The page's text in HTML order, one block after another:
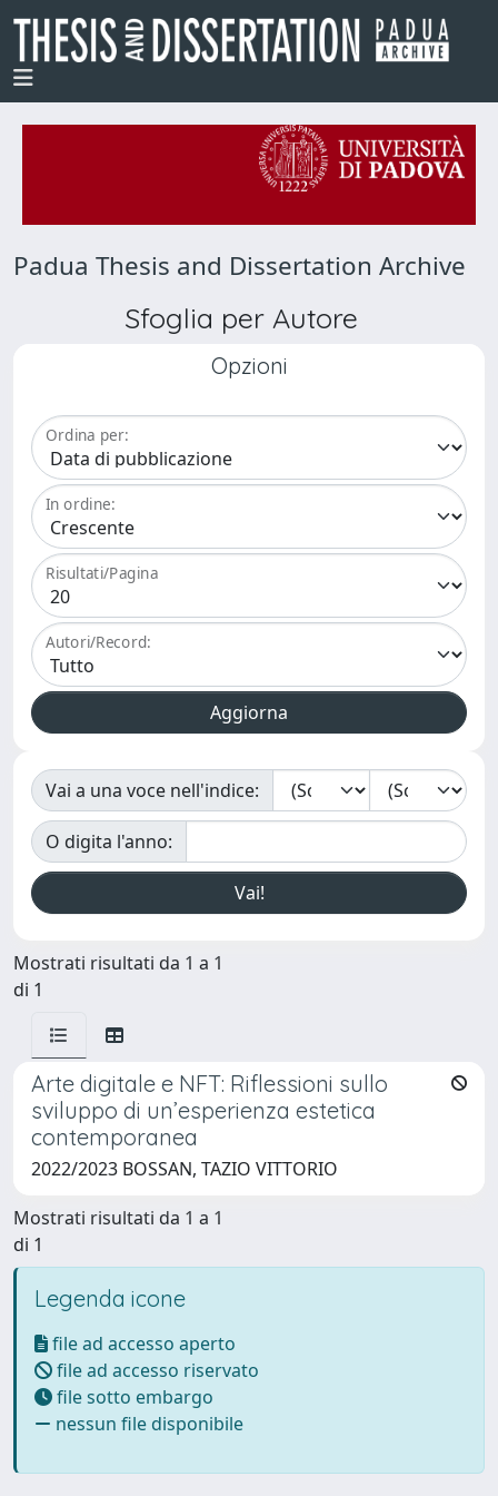
Padua Thesis and Dissertation Archive
Sfoglia per Autore
Opzioni
Ordina per:
In ordine:
Risultati/Pagina
Autori/Record:
Vai a una voce nell'indice:
O digita l'anno:
Mostrati risultati da 1 a 1
di 1
Arte digitale e NFT: Riflessioni sullo
sviluppo di un’esperienza estetica
contemporanea
2022/2023 BOSSAN, TAZIO VITTORIO
Mostrati risultati da 1 a 1
di 1
Legenda icone
file ad accesso aperto
file ad accesso riservato
file sotto embargo
nessun file disponibile